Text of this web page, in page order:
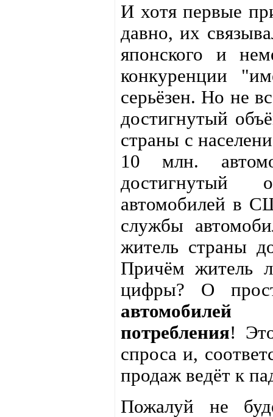
И хотя первые
давно, их
японского и
конкуренции
серьёзен. Но не
достигнутый
страны с
10 млн.
достигнутый
автомобилей в
службы
житель страны
Причём житель
цифры? О
автомобилей
потребления!
спроса и,
продаж ведёт к
Пожалуй не